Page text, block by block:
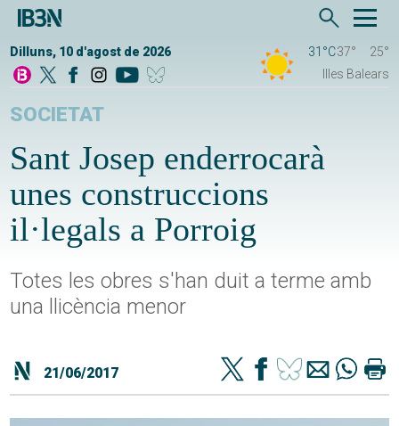
Dilluns, 10 d'agost de 2026 31°C37°
25°
Illes Balears
SOCIETAT
Sant Josep enderrocarà
unes construccions
il·legals a Porroig
Totes les obres s'han duit a terme amb
una llicència menor
21/06/2017